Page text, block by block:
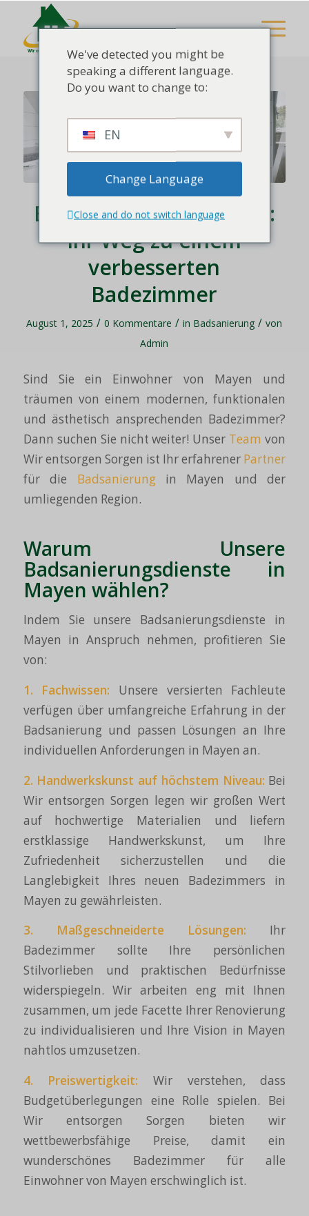
Badsanierung in Mayen:
Ihr Weg zu einem
verbesserten
Badezimmer
August 1, 2025 / 0 Kommentare / in Badsanierung / von
Admin
Sind Sie ein Einwohner von Mayen und
träumen von einem modernen, funktionalen
und ästhetisch ansprechenden Badezimmer?
Dann suchen Sie nicht weiter! Unser Team von
Wir entsorgen Sorgen ist Ihr erfahrener Partner
für die Badsanierung in Mayen und der
umliegenden Region.
Warum Unsere
Badsanierungsdienste in
Mayen wählen?
Indem Sie unsere Badsanierungsdienste in
Mayen in Anspruch nehmen, profitieren Sie
von:
1. Fachwissen: Unsere versierten Fachleute
verfügen über umfangreiche Erfahrung in der
Badsanierung und passen Lösungen an Ihre
individuellen Anforderungen in Mayen an.
2. Handwerkskunst auf höchstem Niveau: Bei
Wir entsorgen Sorgen legen wir großen Wert
auf hochwertige Materialien und liefern
erstklassige Handwerkskunst, um Ihre
Zufriedenheit sicherzustellen und die
Langlebigkeit Ihres neuen Badezimmers in
Mayen zu gewährleisten.
3. Maßgeschneiderte Lösungen: Ihr
Badezimmer sollte Ihre persönlichen
Stilvorlieben und praktischen Bedürfnisse
widerspiegeln. Wir arbeiten eng mit Ihnen
zusammen, um jede Facette Ihrer Renovierung
zu individualisieren und Ihre Vision in Mayen
nahtlos umzusetzen.
4. Preiswertigkeit: Wir verstehen, dass
Budgetüberlegungen eine Rolle spielen. Bei
Wir entsorgen Sorgen bieten wir
wettbewerbsfähige Preise, damit ein
wunderschönes Badezimmer für alle
Einwohner von Mayen erschwinglich ist.
We've detected you might be
speaking a different language.
Do you want to change to:
EN
Change Language
Close and do not switch language